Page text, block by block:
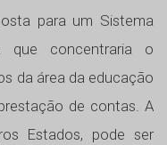
para um Sistema
que concentraria o
da área da educação
de contas. A
Estados, pode ser